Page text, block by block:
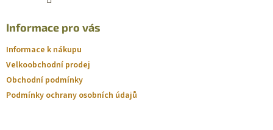
Informace pro vás
Informace k nákupu
Velkoobchodní prodej
Obchodní podmínky
Podmínky ochrany osobních údajů